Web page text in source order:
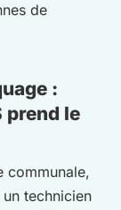
de
:
prend le
communale,
technicien